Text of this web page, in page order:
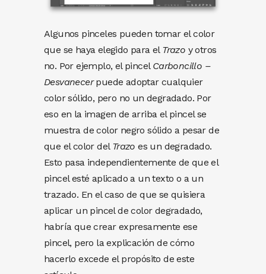
Algunos pinceles pueden tomar el color
que se haya elegido para el Trazo y otros
no. Por ejemplo, el pincel Carboncillo –
Desvanecerpuede adoptar cualquier
color sólido, pero no un degradado. Por
eso en la imagen de arriba el pincel se
muestra de color negro sólido a pesar de
que el color del Trazo es un degradado.
Esto pasa independientemente de que el
pincel esté aplicado a un texto o a un
trazado. En el caso de que se quisiera
aplicar un pincel de color degradado,
habría que crear expresamente ese
pincel, pero la explicación de cómo
hacerlo excede el propósito de este